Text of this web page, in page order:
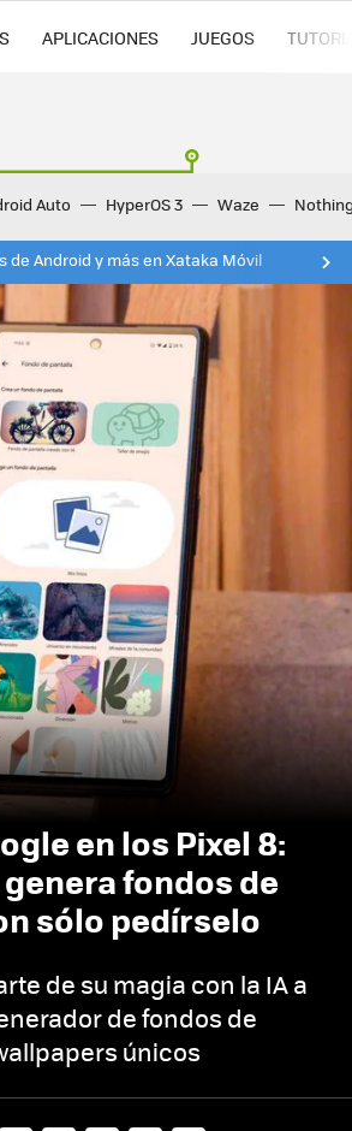
APLICACIONES JUEGOS
Auto HyperOS 3 Waze
de Android y más en Xataka Móvil
en los Pixel 8:
fondos de
sólo pedírselo
de su magia con la IA a
de fondos de
únicos